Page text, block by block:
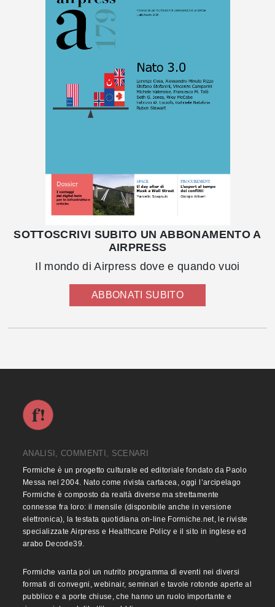
SOTTOSCRIVI SUBITO UN ABBONAMENTO A
AIRPRESS
Il mondo di Airpress dove e quando vuoi
ABBONATI SUBITO
ANALISI, COMMENTI, SCENARI
Formiche è un progetto culturale ed editoriale fondato da Paolo
Messa nel 2004. Nato come rivista cartacea, oggi l’arcipelago
Formiche è composto da realtà diverse ma strettamente
connesse fra loro: il mensile (disponibile anche in versione
elettronica), la testata quotidiana on-line Formiche.net, le riviste
specializzate Airpress e Healthcare Policy e il sito in inglese ed
arabo Decode39.
Formiche vanta poi un nutrito programma di eventi nei diversi
formati di convegni, webinair, seminari e tavole rotonde aperte al
pubblico e a porte chiuse, che hanno un ruolo importante e